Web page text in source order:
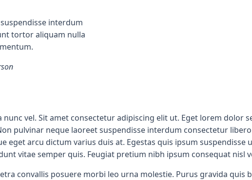
interdum
tortor aliquam nulla
vel. Sit amet consectetur adipiscing elit ut. Eget lorem
pulvinar neque laoreet suspendisse interdum consectetur
eget arcu dictum varius duis at. Egestas quis ipsum
vitae semper quis. Feugiat pretium nibh ipsum consequat
convallis posuere morbi leo urna molestie. Purus gravida